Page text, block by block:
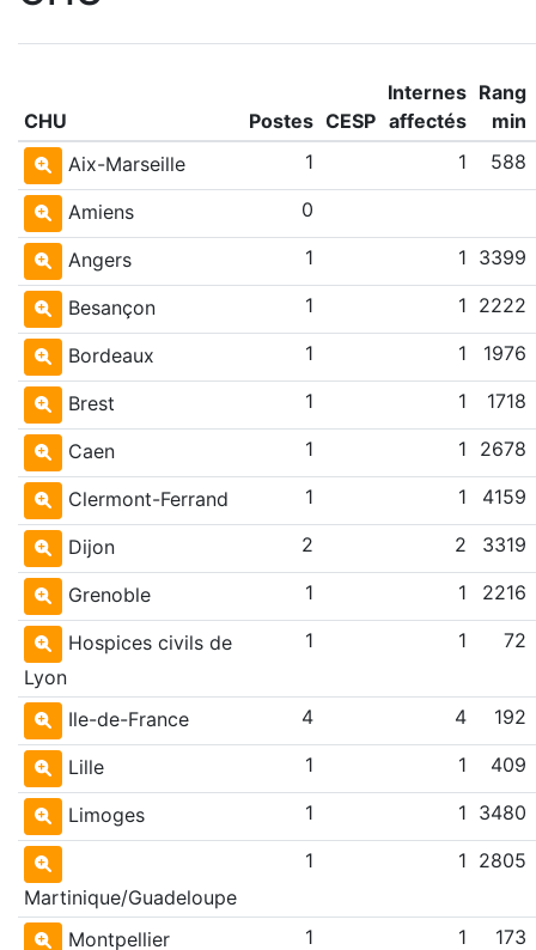
CHU Postes CESP
Internes
affectés
Rang
min
Aix-Marseille
1 1 588
Amiens 0
Angers 1 1 3399
Besançon 1 1 2222
Bordeaux 1 1 1976
Brest 1 1 1718
Caen 1 1 2678
Clermont-Ferrand 1 1 4159
Dijon 2 2 3319
Grenoble 1 1 2216
Hospices civils de
Lyon
1 1 72
Ile-de-France 4 4 192
Lille 1 1 409
Limoges 1 1 3480
Martinique/Guadeloupe
1 1 2805
Montpellier 1 1 173